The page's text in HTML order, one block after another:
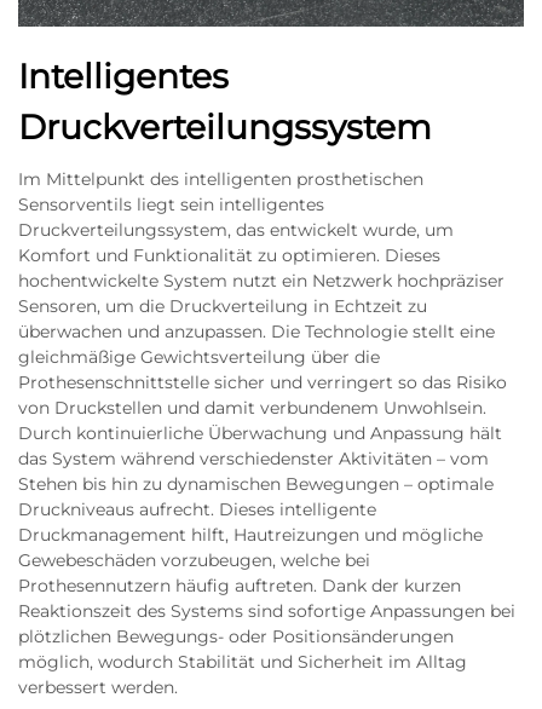
Intelligentes
Druckverteilungssystem
Im Mittelpunkt des intelligenten prosthetischen
Sensorventils liegt sein intelligentes
Druckverteilungssystem, das entwickelt wurde, um
Komfort und Funktionalität zu optimieren. Dieses
hochentwickelte System nutzt ein Netzwerk hochpräziser
Sensoren, um die Druckverteilung in Echtzeit zu
überwachen und anzupassen. Die Technologie stellt eine
gleichmäßige Gewichtsverteilung über die
Prothesenschnittstelle sicher und verringert so das Risiko
von Druckstellen und damit verbundenem Unwohlsein.
Durch kontinuierliche Überwachung und Anpassung hält
das System während verschiedenster Aktivitäten – vom
Stehen bis hin zu dynamischen Bewegungen – optimale
Druckniveaus aufrecht. Dieses intelligente
Druckmanagement hilft, Hautreizungen und mögliche
Gewebeschäden vorzubeugen, welche bei
Prothesennutzern häufig auftreten. Dank der kurzen
Reaktionszeit des Systems sind sofortige Anpassungen bei
plötzlichen Bewegungs- oder Positionsänderungen
möglich, wodurch Stabilität und Sicherheit im Alltag
verbessert werden.